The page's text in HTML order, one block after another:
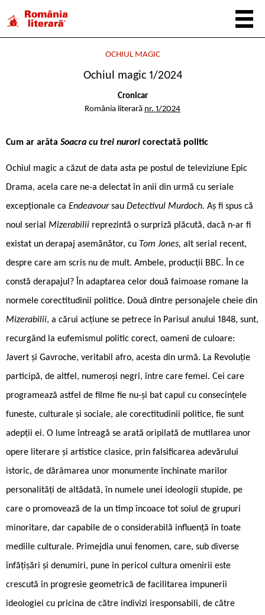
OCHIUL MAGIC
Ochiul magic 1/2024
Cronicar
România literară nr. 1/2024
Cum ar arăta Soacra cu trei nurori corectată politic
Ochiul magic a căzut de data asta pe postul de televiziune Epic
Drama, acela care ne-a delectat în anii din urmă cu seriale
excepționale ca Endeavoursau Detectivul Murdoch. Aș fi spus că
noul serial Mizerabilii reprezintă o surpriză plăcută, dacă n-ar fi
existat un derapaj asemănător, cu Tom Jones, alt serial recent,
despre care am scris nu de mult. Ambele, producții BBC. În ce
constă derapajul? În adaptarea celor două faimoase romane la
normele corectitudinii politice. Două dintre personajele cheie din
Mizerabilii, a cărui acțiune se petrece în Parisul anului 1848, sunt,
recurgând la eufemismul politic corect, oameni de culoare:
Javert și Gavroche, veritabil afro, acesta din urmă. La Revoluție
participă, de altfel, numeroși negri, între care femei. Cei care
programează astfel de filme fie nu-și bat capul cu consecințele
funeste, culturale și sociale, ale corectitudinii politice, fie sunt
adepții ei. O lume întreagă se arată oripilată de mutilarea unor
opere literare și artistice clasice, prin falsificarea adevărului
istoric, de dărâmarea unor monumente închinate marilor
personalități de altădată, în numele unei ideologii stupide, pe
care o promovează de la un timp încoace tot soiul de grupuri
minoritare, dar capabile de o considerabilă influență în toate
mediile culturale. Primejdia unui fenomen, care, sub diverse
înfățișări și denumiri, pune în pericol cultura omenirii este
crescută în progresie geometrică de facilitarea impunerii
ideologiei cu pricina de către indivizi iresponsabili, de către